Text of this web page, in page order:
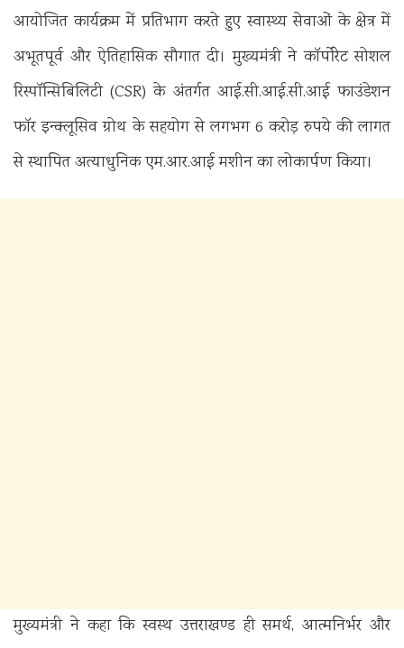
आयोजित कार्यक्रम में प्रतिभाग करते हुए स्वास्थ्य सेवाओं के क्षेत्र में
अभूतपूर्व और ऐतिहासिक सौगात दी। मुख्यमंत्री ने कॉर्पोरेट सोशल
रिस्पॉन्सिबिलिटी (CSR) के अंतर्गत आई.सी.आई.सी.आई फाउंडेशन
फॉर इन्क्लूसिव ग्रोथ के सहयोग से लगभग 6 करोड़ रुपये की लागत
से स्थापित अत्याधुनिक एम.आर.आई मशीन का लोकार्पण किया।
मुख्यमंत्री ने कहा कि स्वस्थ उत्तराखण्ड ही समर्थ, आत्मनिर्भर और